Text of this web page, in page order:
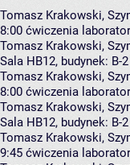
Tomasz Krakowski,
8:00 ćwiczenia
Tomasz Krakowski,
Sala HB12, budynek: B-
Tomasz Krakowski,
8:00 ćwiczenia
Tomasz Krakowski,
Sala HB12, budynek: B-
Tomasz Krakowski,
9:45 ćwiczenia